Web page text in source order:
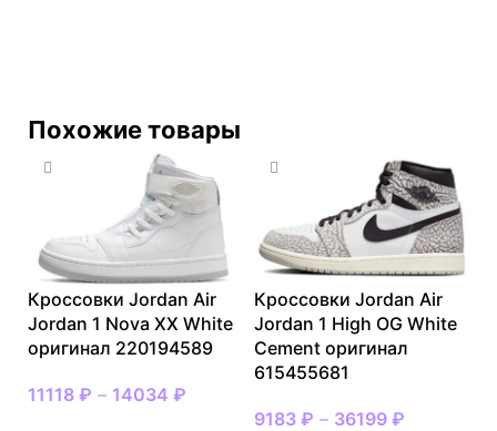
Похожие товары
Кроссовки Jordan Air
Jordan 1 Nova XX White
оригинал 220194589
11118 ₽ – 14034 ₽
Кроссовки Jordan Air
Jordan 1 High OG White
Cement оригинал
615455681
9183 ₽ – 36199 ₽